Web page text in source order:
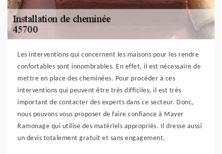
Les interventions qui concernent les maisons pour les rendre
confortables sont innombrables. En effet, il est nécessaire de
mettre en place des cheminées. Pour procéder à ces
interventions qui peuvent être très difficiles, il est très
important de contacter des experts dans ce secteur. Donc,
nous pouvons vous proposer de faire confiance à Mayer
Ramonage qui utilise des matériels appropriés. Il dresse aussi
un devis totalement gratuit et sans engagement.